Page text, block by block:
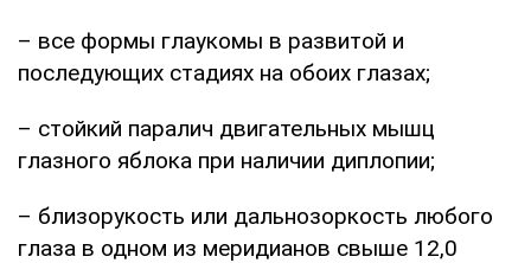
– все формы глаукомы в развитой и
последующих стадиях на обоих глазах;
– стойкий паралич двигательных мышц
глазного яблока при наличии диплопии;
– близорукость или дальнозоркость любого
глаза в одном из меридианов свыше 12,0